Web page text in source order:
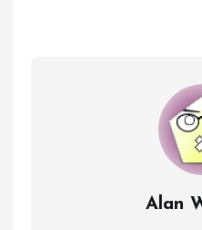
Alan